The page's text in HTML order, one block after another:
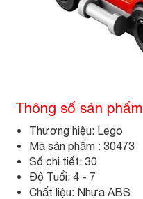
Thông số sản phẩm
Thương hiệu: Lego
Mã sản phẩm : 30473
Số chi tiết: 30
Độ Tuổi: 4 - 7
Chất liệu: Nhựa ABS